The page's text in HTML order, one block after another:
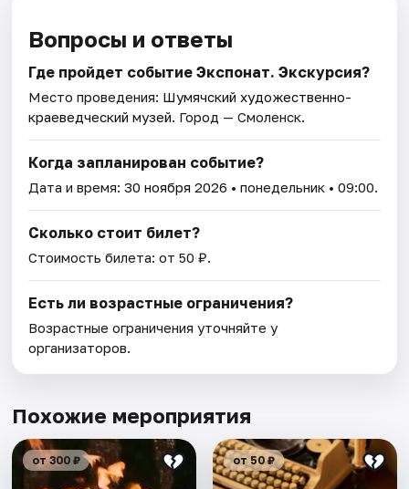
Вопросы и ответы
Где пройдет событие Экспонат. Экскурсия?
Место проведения: Шумячский художественно-
краеведческий музей. Город — Смоленск.
Когда запланирован событие?
Дата и время:30 ноября 2026 • понедельник • 09:00.
Сколько стоит билет?
Стоимость билета: от 50 ₽.
Есть ли возрастные ограничения?
Возрастные ограничения уточняйте у
организаторов.
Похожие мероприятия
от 300 ₽ от 50 ₽